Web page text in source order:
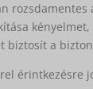
rozsdamentes
biztosít a
érintkezésre